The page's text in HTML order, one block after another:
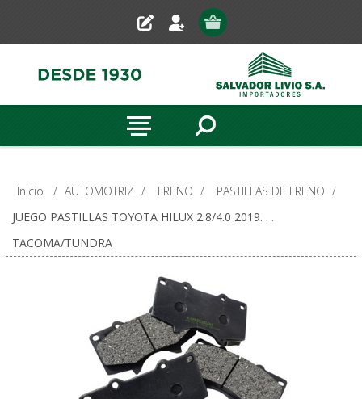
Inicio / AUTOMOTRIZ / FRENO / PASTILLAS DE FRENO /
JUEGO PASTILLAS TOYOTA HILUX 2.8/4.0 2019. . .
TACOMA/TUNDRA